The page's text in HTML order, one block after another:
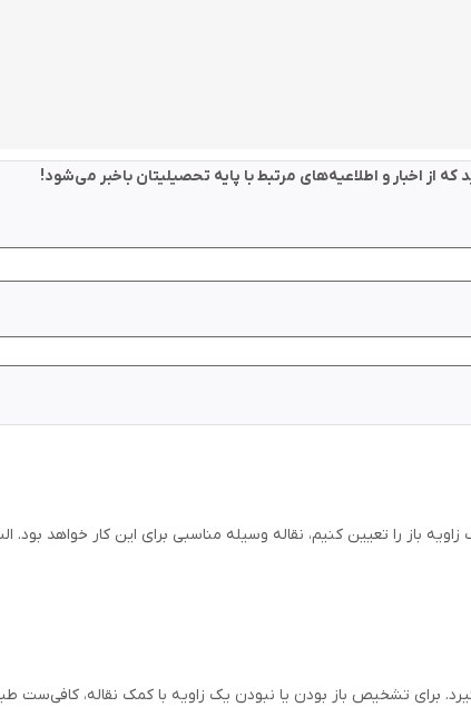
که از اخبار و اطلاعیه‌های مرتبط با پایه تحصیلیتان باخبر می‌شود!
باز را تعیین کنیم، نقاله وسیله مناسبی برای این کار خواهد بود.
برای تشخیص باز بودن یا نبودن یک زاویه با کمک نقاله، کافی‌ست